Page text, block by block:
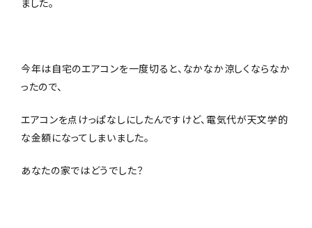
ました。
今年は自宅のエアコンを一度切ると、なかなか涼しくならなか
ったので、
エアコンを点けっぱなしにしたんですけど、電気代が天文学的
な金額になってしまいました。
あなたの家ではどうでした？